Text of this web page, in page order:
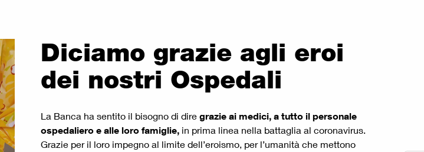
Diciamo grazie agli eroi
dei nostri Ospedali
La Banca ha sentito il bisogno di dire grazie ai medici, a tutto il personale
ospedaliero e alle loro famiglie, in prima linea nella battaglia al coronavirus.
Grazie per il loro impegno al limite dell’eroismo, per l’umanità che mettono